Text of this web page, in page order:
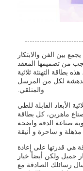
يجمع بين الفن والابتكار
من تصميمها المعقد
بطاقة التهنئة ثلاثية
لكل من المرسل
والمتلقي.
الأبعاد القابلة للطي
ماهرين، كل بطاقة
الدقة واضحة
و ساحرة و أنيقة
هي قدرتها على إعادة
جميل ولكن أيضاً خيار
رسائلك الصادقة مع